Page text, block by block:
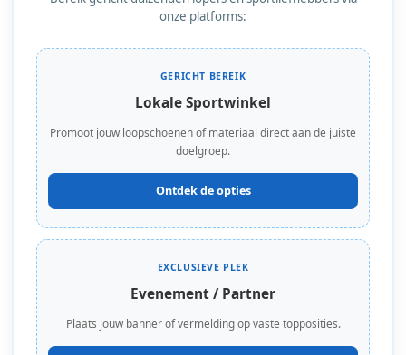
onze platforms:
GERICHT BEREIK
Lokale Sportwinkel
Promoot jouw loopschoenen of materiaal direct aan de juiste
doelgroep.
Ontdek de opties
EXCLUSIEVE PLEK
Evenement / Partner
Plaats jouw banner of vermelding op vaste topposities.